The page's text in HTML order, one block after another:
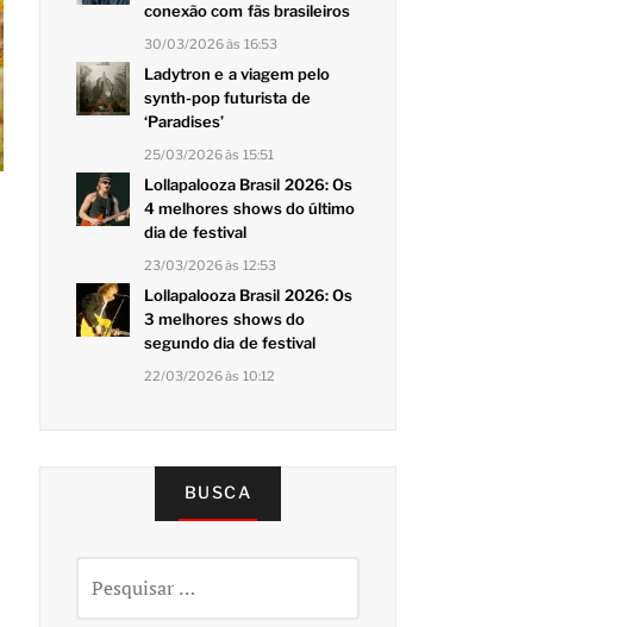
conexão com fãs brasileiros
30/03/2026 às 16:53
Ladytron e a viagem pelo
synth-pop futurista de
‘Paradises’
25/03/2026 às 15:51
Lollapalooza Brasil 2026: Os
4 melhores shows do último
dia de festival
23/03/2026 às 12:53
Lollapalooza Brasil 2026: Os
3 melhores shows do
segundo dia de festival
22/03/2026 às 10:12
BUSCA
por: